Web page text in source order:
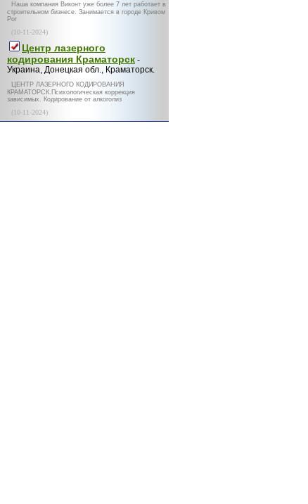
Наша компания Виконт уже более 7 лет работает в
строительном бизнесе. Занимается в городе Кривом
Рог
(10-11-2024)
Центр лазерного
кодирования Краматорск -
Украина, Донецкая обл., Краматорск.
ЦЕНТР ЛАЗЕРНОГО КОДИРОВАНИЯ
КРАМАТОРСК.Психологическая коррекция
зависимых. Кодирование от алкоголиз
(10-11-2024)